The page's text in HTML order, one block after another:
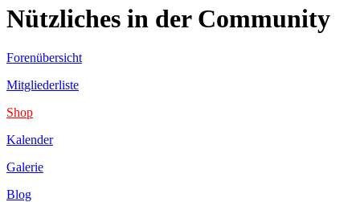
Nützliches in der Community
Forenübersicht
Mitgliederliste
Shop
Kalender
Galerie
Blog